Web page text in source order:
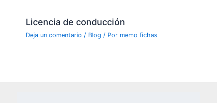
Licencia de conducción
Deja un comentario / Blog / Por memo fichas